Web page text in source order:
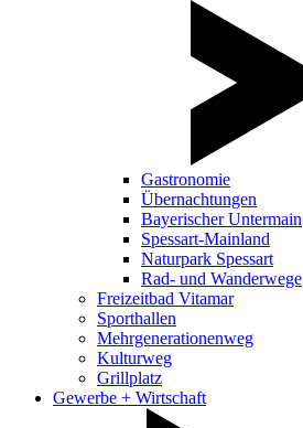
Gastronomie
Übernachtungen
Bayerischer Untermain
Spessart-Mainland
Naturpark Spessart
Rad- und Wanderwege
Freizeitbad Vitamar
Sporthallen
Mehrgenerationenweg
Kulturweg
Grillplatz
Gewerbe + Wirtschaft